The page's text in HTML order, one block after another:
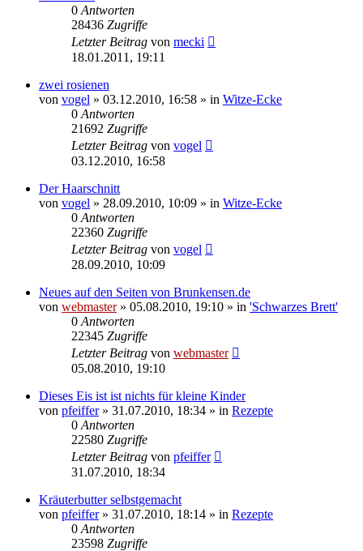
0 Antworten
28436 Zugriffe
Letzter Beitrag von mecki
18.01.2011, 19:11
zwei rosienen
von vogel » 03.12.2010, 16:58 » in Witze-Ecke
0 Antworten
21692 Zugriffe
Letzter Beitrag von vogel
03.12.2010, 16:58
Der Haarschnitt
von vogel » 28.09.2010, 10:09 » in Witze-Ecke
0 Antworten
22360 Zugriffe
Letzter Beitrag von vogel
28.09.2010, 10:09
Neues auf den Seiten von Brunkensen.de
von webmaster» 05.08.2010, 19:10 » in 'Schwarzes Brett'
0 Antworten
22345 Zugriffe
Letzter Beitrag von webmaster
05.08.2010, 19:10
Dieses Eis ist ist nichts für kleine Kinder
von pfeiffer» 31.07.2010, 18:34 » in Rezepte
0 Antworten
22580 Zugriffe
Letzter Beitrag von pfeiffer
31.07.2010, 18:34
Kräuterbutter selbstgemacht
von pfeiffer» 31.07.2010, 18:14 » in Rezepte
0 Antworten
23598 Zugriffe